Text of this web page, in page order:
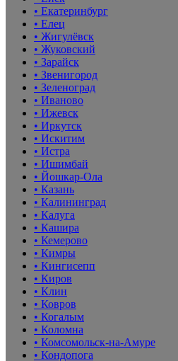
• Екатеринбург
• Елец
• Жигулёвск
• Жуковский
• Зарайск
• Звенигород
• Зеленоград
• Иваново
• Ижевск
• Иркутск
• Искитим
• Истра
• Ишимбай
• Йошкар-Ола
• Казань
• Калининград
• Калуга
• Кашира
• Кемерово
• Кимры
• Кингисепп
• Киров
• Клин
• Ковров
• Когалым
• Коломна
• Комсомольск-на-Амуре
• Кондопога